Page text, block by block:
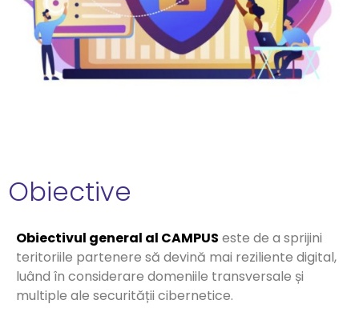
Obiective
Obiectivul general al CAMPUS este de a sprijini
teritoriile partenere să devină mai reziliente digital,
luând în considerare domeniile transversale și
multiple ale securității cibernetice.